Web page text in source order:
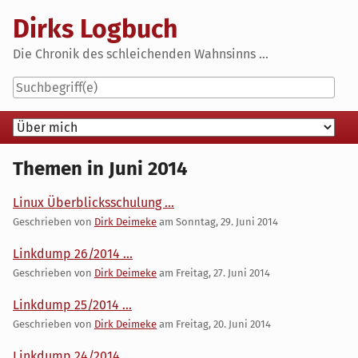
content
Dirks Logbuch
Die Chronik des schleichenden Wahnsinns ...
Navigation
Themen in Juni 2014
Linux Überblicksschulung ...
Geschrieben von Dirk Deimeke am Sonntag, 29. Juni 2014
Linkdump 26/2014 ...
Geschrieben von Dirk Deimeke am Freitag, 27. Juni 2014
Linkdump 25/2014 ...
Geschrieben von Dirk Deimeke am Freitag, 20. Juni 2014